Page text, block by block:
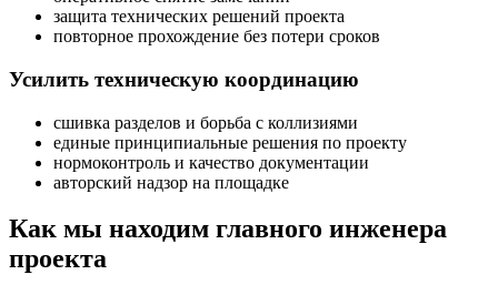
защита технических решений проекта
повторное прохождение без потери сроков
Усилить техническую координацию
сшивка разделов и борьба с коллизиями
единые принципиальные решения по проекту
нормоконтроль и качество документации
авторский надзор на площадке
Как мы находим главного инженера
проекта